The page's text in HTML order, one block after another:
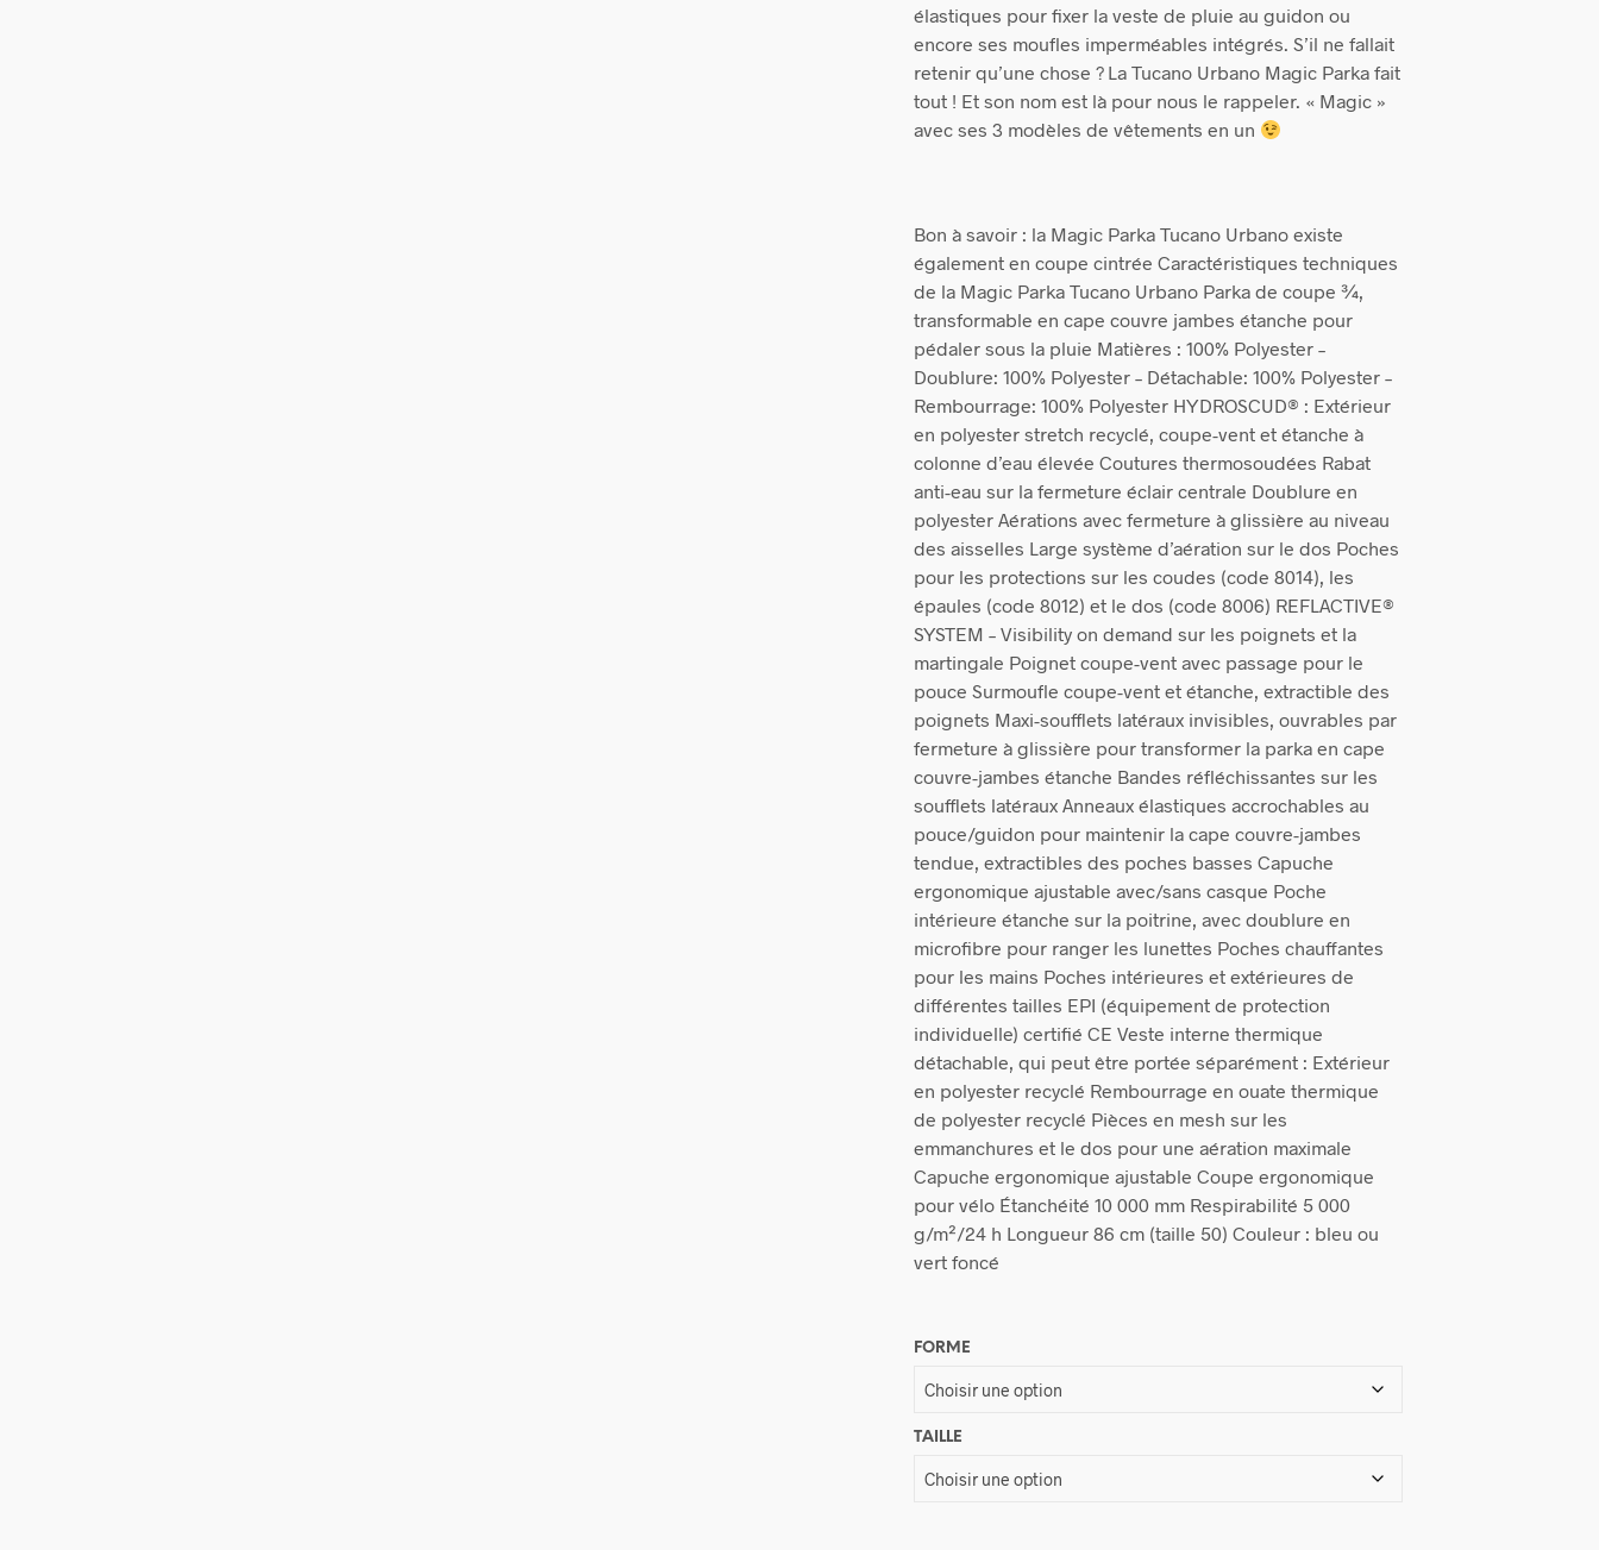
élastiques pour fixer la veste de pluie au guidon ou
encore ses moufles imperméables intégrés. S’il ne fallait
retenir qu’une chose ? La Tucano Urbano Magic Parka fait
tout ! Et son nom est là pour nous le rappeler. « Magic »
avec ses 3 modèles de vêtements en un
Bon à savoir : la Magic Parka Tucano Urbano existe
également en coupe cintrée Caractéristiques techniques
de la Magic Parka Tucano Urbano Parka de coupe ¾,
transformable en cape couvre jambes étanche pour
pédaler sous la pluie Matières : 100% Polyester –
Doublure: 100% Polyester – Détachable: 100% Polyester –
Rembourrage: 100% Polyester HYDROSCUD® : Extérieur
en polyester stretch recyclé, coupe-vent et étanche à
colonne d’eau élevée Coutures thermosoudées Rabat
anti-eau sur la fermeture éclair centrale Doublure en
polyester Aérations avec fermeture à glissière au niveau
des aisselles Large système d’aération sur le dos Poches
pour les protections sur les coudes (code 8014), les
épaules (code 8012) et le dos (code 8006) REFLACTIVE®
SYSTEM – Visibility on demand sur les poignets et la
martingale Poignet coupe-vent avec passage pour le
pouce Surmoufle coupe-vent et étanche, extractible des
poignets Maxi-soufflets latéraux invisibles, ouvrables par
fermeture à glissière pour transformer la parka en cape
couvre-jambes étanche Bandes réfléchissantes sur les
soufflets latéraux Anneaux élastiques accrochables au
pouce/guidon pour maintenir la cape couvre-jambes
tendue, extractibles des poches basses Capuche
ergonomique ajustable avec/sans casque Poche
intérieure étanche sur la poitrine, avec doublure en
microfibre pour ranger les lunettes Poches chauffantes
pour les mains Poches intérieures et extérieures de
différentes tailles EPI (équipement de protection
individuelle) certifié CE Veste interne thermique
détachable, qui peut être portée séparément : Extérieur
en polyester recyclé Rembourrage en ouate thermique
de polyester recyclé Pièces en mesh sur les
emmanchures et le dos pour une aération maximale
Capuche ergonomique ajustable Coupe ergonomique
pour vélo Étanchéité 10 000 mm Respirabilité 5 000
g/m²/24 h Longueur 86 cm (taille 50) Couleur : bleu ou
vert foncé
FORME
TAILLE